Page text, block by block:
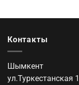
Контакты
Шымкент
ул.Туркестанская